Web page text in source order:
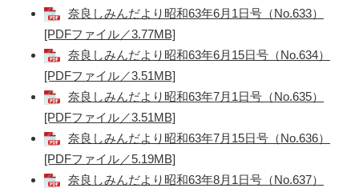
奈良しみんだより昭和63年6月1日号（No.633）
[PDFファイル／3.77MB]
奈良しみんだより昭和63年6月15日号（No.634）
[PDFファイル／3.51MB]
奈良しみんだより昭和63年7月1日号（No.635）
[PDFファイル／3.51MB]
奈良しみんだより昭和63年7月15日号（No.636）
[PDFファイル／5.19MB]
奈良しみんだより昭和63年8月1日号（No.637）